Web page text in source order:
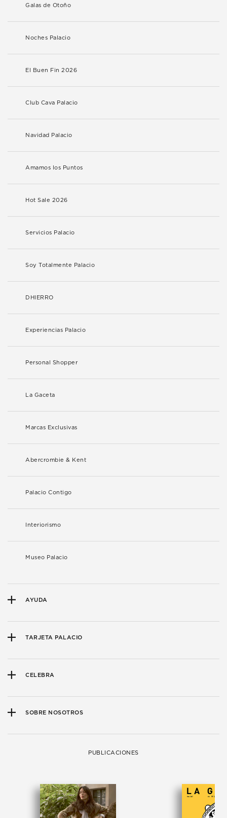
Galas de Otoño
Noches Palacio
El Buen Fin 2026
Club Cava Palacio
Navidad Palacio
Amamos los Puntos
Hot Sale 2026
Servicios Palacio
Soy Totalmente Palacio
DHIERRO
Experiencias Palacio
Personal Shopper
La Gaceta
Marcas Exclusivas
Abercrombie & Kent
Palacio Contigo
Interiorismo
Museo Palacio
AYUDA
TARJETA PALACIO
CELEBRA
SOBRE NOSOTROS
PUBLICACIONES